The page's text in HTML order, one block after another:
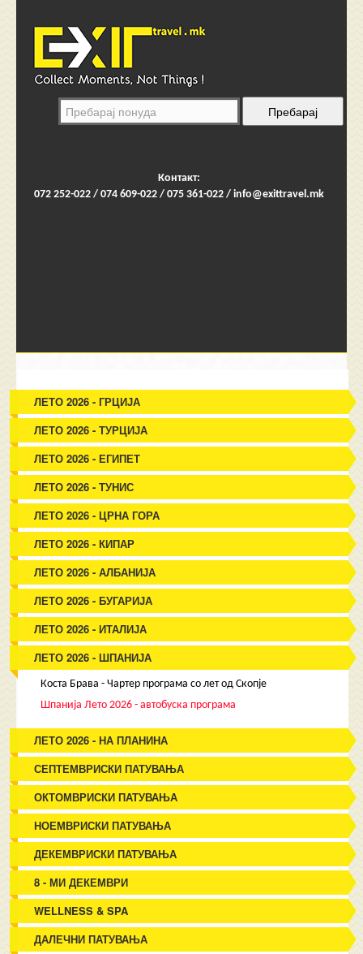
Контакт:
072 252-022 / 074 609-022 / 075 361-022 / info@exittravel.mk
ЛЕТО 2026 - ГРЦИЈА
ЛЕТО 2026 - ТУРЦИЈА
ЛЕТО 2026 - ЕГИПЕТ
ЛЕТО 2026 - ТУНИС
ЛЕТО 2026 - ЦРНА ГОРА
ЛЕТО 2026 - КИПАР
ЛЕТО 2026 - АЛБАНИЈА
ЛЕТО 2026 - БУГАРИЈА
ЛЕТО 2026 - ИТАЛИЈА
ЛЕТО 2026 - ШПАНИЈА
Коста Брава - Чартер програма со лет од Скопје
Шпанија Лето 2026 - автобуска програма
ЛЕТО 2026 - НА ПЛАНИНА
СЕПТЕМВРИСКИ ПАТУВАЊА
ОКТОМВРИСКИ ПАТУВАЊА
НОЕМВРИСКИ ПАТУВАЊА
ДЕКЕМВРИСКИ ПАТУВАЊА
8 - МИ ДЕКЕМВРИ
WELLNESS & SPA
ДАЛЕЧНИ ПАТУВАЊА